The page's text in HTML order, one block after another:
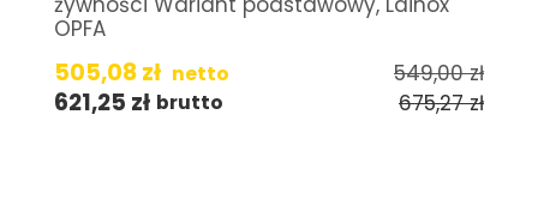
OPFA
505,08zł netto 549,00zł
621,25 zł brutto 675,27zł